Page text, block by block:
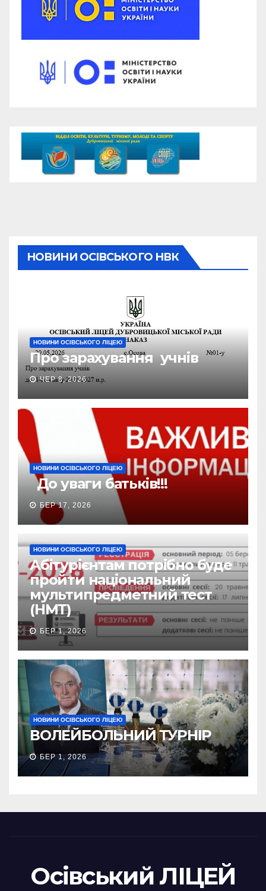
НОВИНИ ОСІВСЬКОГО НВК
НОВИНИ ОСІВСЬКОГО ЛІЦЕЮ
Про зарахування учнів
ЧЕР 8, 2026
НОВИНИ ОСІВСЬКОГО ЛІЦЕЮ
До уваги батьків!!!
БЕР 17, 2026
НОВИНИ ОСІВСЬКОГО ЛІЦЕЮ
Абітурієнтам потрібно буде
пройти національний
мультипредметний тест
(НМТ)
БЕР 1, 2026
НОВИНИ ОСІВСЬКОГО ЛІЦЕЮ
ВОЛЕЙБОЛЬНИЙ ТУРНІР
БЕР 1, 2026
Осівський ЛІЦЕЙ